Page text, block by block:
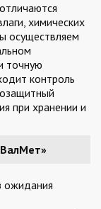
химических
осуществляем
точную
контроль
при хранении и
ожидания